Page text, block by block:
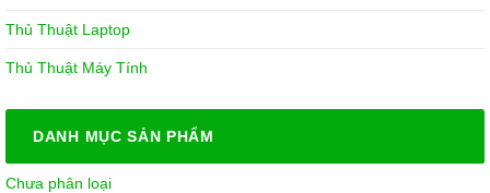
Thủ Thuật Laptop
Thủ Thuật Máy Tính
DANH MỤC SẢN PHẨM
Chưa phân loại